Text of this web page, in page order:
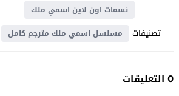
نسمات اون لاين اسمي ملك
تصنيفات مسلسل اسمي ملك مترجم كامل
0 التعليقات